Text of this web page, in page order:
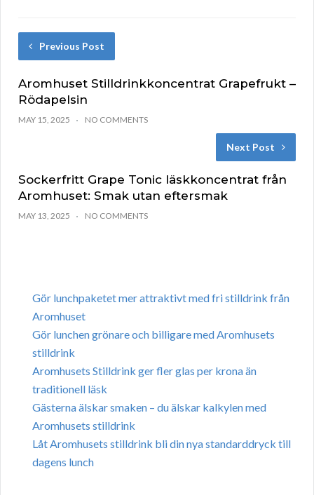
Previous Post
Aromhuset Stilldrinkkoncentrat Grapefrukt –
Rödapelsin
MAY 15, 2025 NO COMMENTS
Next Post
Sockerfritt Grape Tonic läskkoncentrat från
Aromhuset: Smak utan eftersmak
MAY 13, 2025 NO COMMENTS
Gör lunchpaketet mer attraktivt med fri stilldrink från
Aromhuset
Gör lunchen grönare och billigare med Aromhusets
stilldrink
Aromhusets Stilldrink ger fler glas per krona än
traditionell läsk
Gästerna älskar smaken – du älskar kalkylen med
Aromhusets stilldrink
Låt Aromhusets stilldrink bli din nya standarddryck till
dagens lunch